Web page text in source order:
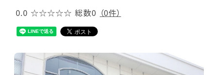
0.0 ☆☆☆☆☆ 総数0 （0件）